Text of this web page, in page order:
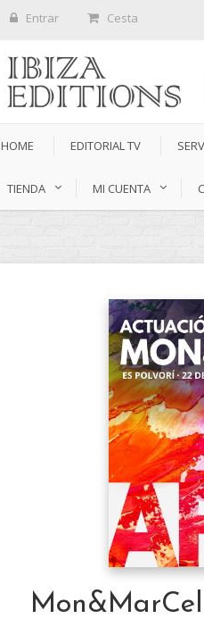
Entrar Cesta
HOME EDITORIAL TV
TIENDA MI CUENTA